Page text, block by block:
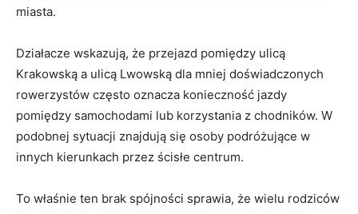
miasta.
Działacze wskazują, że przejazd pomiędzy ulicą
Krakowską a ulicą Lwowską dla mniej doświadczonych
rowerzystów często oznacza konieczność jazdy
pomiędzy samochodami lub korzystania z chodników. W
podobnej sytuacji znajdują się osoby podróżujące w
innych kierunkach przez ścisłe centrum.
To właśnie ten brak spójności sprawia, że wielu rodziców